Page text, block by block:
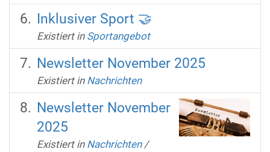
Inklusiver Sport 🤝
Existiert in Sportangebot
Newsletter November 2025
Existiert in Nachrichten
Newsletter November
2025
Existiert in Nachrichten /